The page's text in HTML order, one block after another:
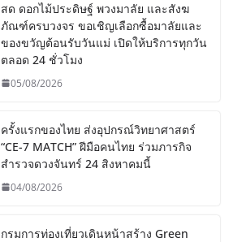
สด ดอกไม้ประดิษฐ์ พวงมาลัย และสังฆ
ภัณฑ์ครบวงจร ขอเชิญเลือกซื้อมาลัยและ
ของขวัญต้อนรับวันแม่ เปิดให้บริการทุกวัน
ตลอด 24 ชั่วโมง
05/08/2026
ครั้งแรกของไทย ส่งอุปกรณ์วิทยาศาสตร์
“CE-7 MATCH” ฝีมือคนไทย ร่วมภารกิจ
สำรวจดวงจันทร์ 24 สิงหาคมนี้
04/08/2026
กรมการท่องเที่ยวเดินหน้าสร้าง Green